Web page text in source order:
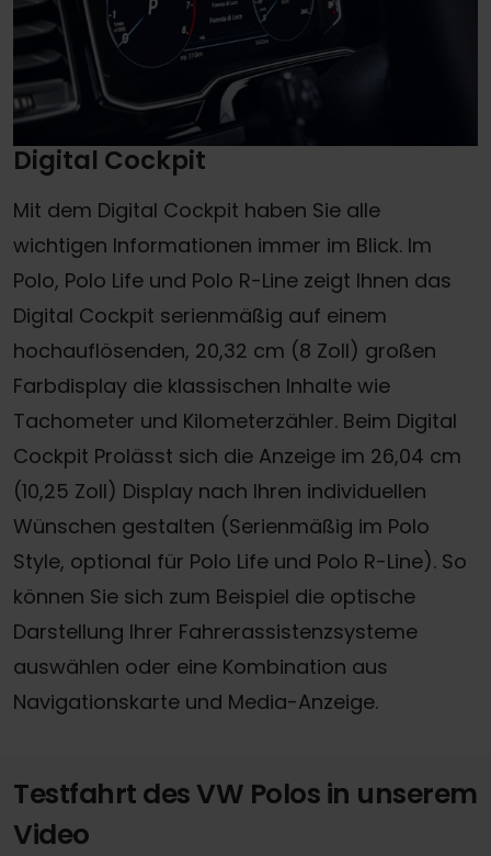
Digital Cockpit
Mit dem Digital Cockpit haben Sie alle
wichtigen Informationen immer im Blick. Im
Polo, Polo Life und Polo R-Line zeigt Ihnen das
Digital Cockpit serienmäßig auf einem
hochauflösenden, 20,32 cm (8 Zoll) großen
Farbdisplay die klassischen Inhalte wie
Tachometer und Kilometerzähler. Beim Digital
Cockpit Prolässt sich die Anzeige im 26,04 cm
(10,25 Zoll) Display nach Ihren individuellen
Wünschen gestalten (Serienmäßig im Polo
Style, optional für Polo Life und Polo R-Line). So
können Sie sich zum Beispiel die optische
Darstellung Ihrer Fahrerassistenzsysteme
auswählen oder eine Kombination aus
Navigationskarte und Media-Anzeige.
Testfahrt des VW Polos in unserem
Video